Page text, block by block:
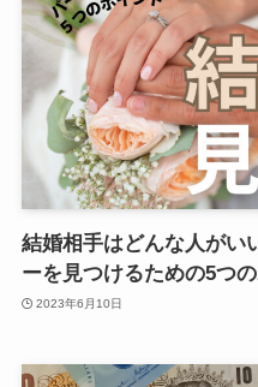
結婚相手はどんな人がい
ーを見つけるための5つ
2023年6月10日